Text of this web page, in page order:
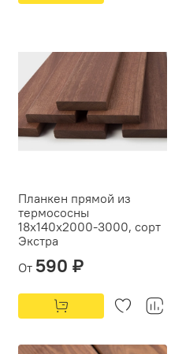
Планкен прямой из
термососны
18х140х2000-3000, сорт
Экстра
От 590 ₽